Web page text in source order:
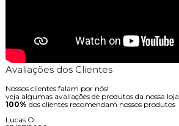
Avaliações dos Clientes
Nossos clientes falam por nós!
veja algumas avaliações de produtos da nossa loja.
100% dos clientes recomendam nossos produtos
Lucas O.